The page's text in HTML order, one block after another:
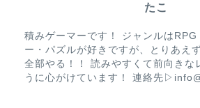
たこ
積みゲーマーです！ ジャンルはRPG
ー・パズルが好きですが、とりあえ
全部やる！！ 読みやすくて前向きな
うに心がけています！ 連絡先